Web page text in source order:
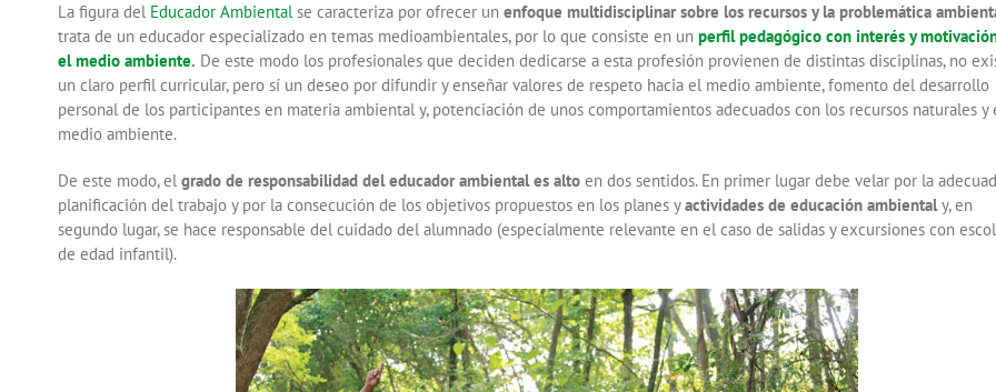
La figura del Educador Ambientalse caracteriza por ofrecer un enfoque multidisciplinar sobre los recursos y la problemática
trata de un educador especializado en temas medioambientales, por lo que consiste en un perfil pedagógico con interés y
el medio ambiente. De este modo los profesionales que deciden dedicarse a esta profesión provienen de distintas disciplinas, no
un claro perfil curricular, pero sí un deseo por difundir y enseñar valores de respeto hacia el medio ambiente, fomento del desarrollo
personal de los participantes en materia ambiental y, potenciación de unos comportamientos adecuados con los recursos naturales y
medio ambiente.
De este modo, el grado de responsabilidad del educador ambiental es alto en dos sentidos. En primer lugar debe velar por la
planificación del trabajo y por la consecución de los objetivos propuestos en los planes yactividades de educación ambientaly, en
segundo lugar, se hace responsable del cuidado del alumnado (especialmente relevante en el caso de salidas y excursiones con
de edad infantil).